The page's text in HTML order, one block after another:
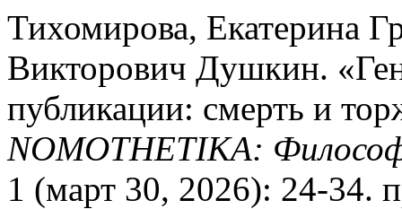
Тихомирова, Екатерина
Викторович Душкин.
публикации: смерть и
NOMOTHETIKA:
1 (март 30, 2026): 24-34.